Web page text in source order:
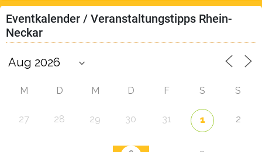
Eventkalender / Veranstaltungstipps Rhein-
Neckar
M D M D F S S
27 28 29 30 31 1 2